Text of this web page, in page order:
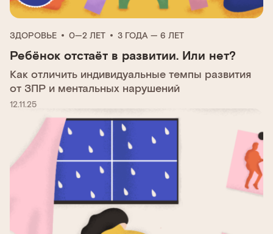
ЗДОРОВЬЕ 0—2 ЛЕТ 3 ГОДА — 6 ЛЕТ
Ребёнок отстаёт в развитии. Или нет?
Как отличить индивидуальные темпы развития
от ЗПР и ментальных нарушений
12.11.25